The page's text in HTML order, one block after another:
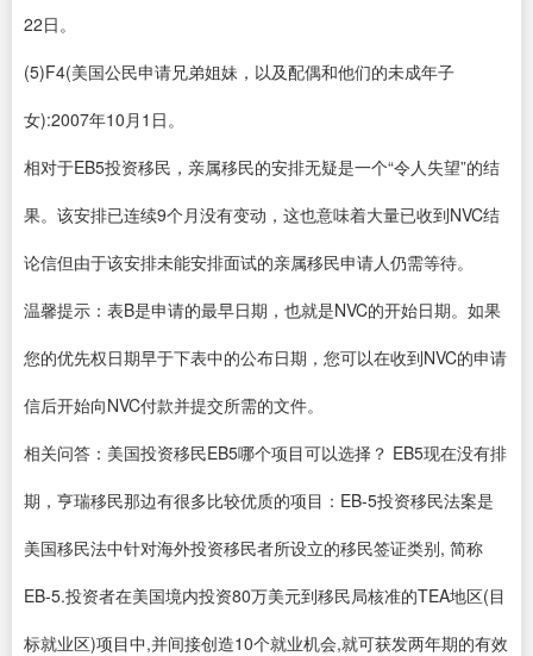
22日。
(5)F4(美国公民申请兄弟姐妹，以及配偶和他们的未成年子
女):2007年10月1日。
相对于EB5投资移民，亲属移民的安排无疑是一个“令人失望”的结
果。该安排已连续9个月没有变动，这也意味着大量已收到NVC结
论信但由于该安排未能安排面试的亲属移民申请人仍需等待。
温馨提示：表B是申请的最早日期，也就是NVC的开始日期。如果
您的优先权日期早于下表中的公布日期，您可以在收到NVC的申请
信后开始向NVC付款并提交所需的文件。
相关问答：美国投资移民EB5哪个项目可以选择？ EB5现在没有排
期，亨瑞移民那边有很多比较优质的项目：EB-5投资移民法案是
美国移民法中针对海外投资移民者所设立的移民签证类别, 简称
EB-5.投资者在美国境内投资80万美元到移民局核准的TEA地区(目
标就业区)项目中,并间接创造10个就业机会,就可获发两年期的有效